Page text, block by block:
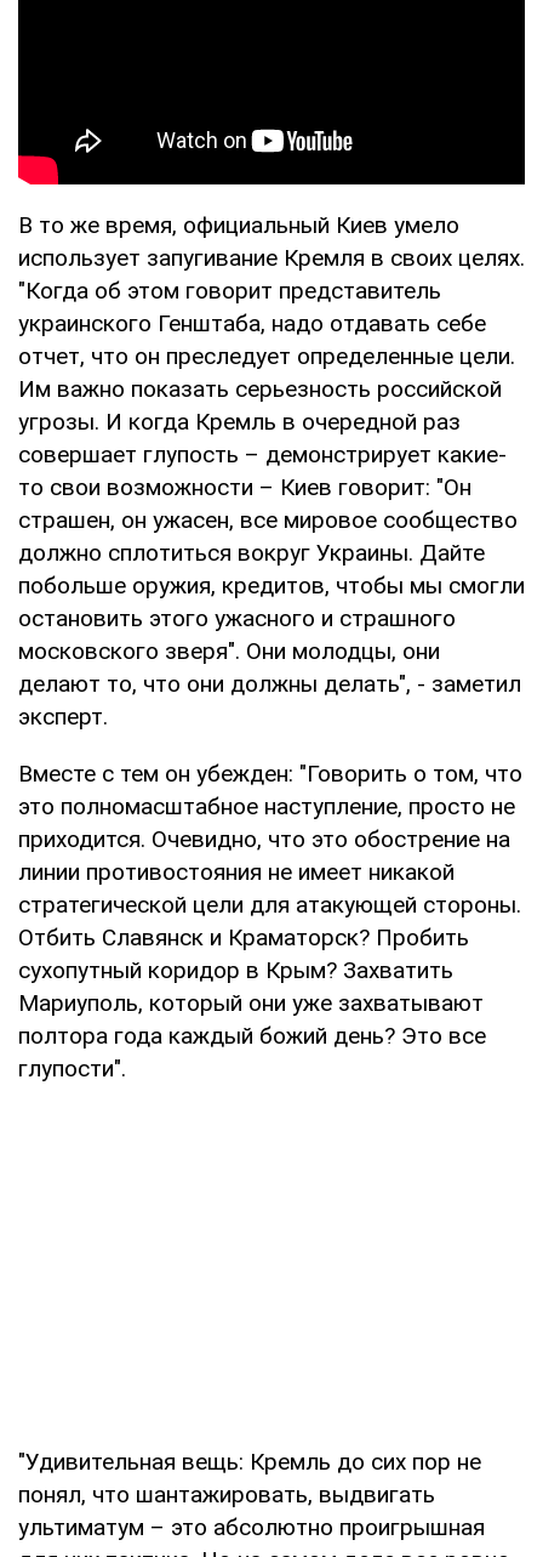
В то же время, официальный Киев умело
использует запугивание Кремля в своих целях.
"Когда об этом говорит представитель
украинского Генштаба, надо отдавать себе
отчет, что он преследует определенные цели.
Им важно показать серьезность российской
угрозы. И когда Кремль в очередной раз
совершает глупость – демонстрирует какие-
то свои возможности – Киев говорит: "Он
страшен, он ужасен, все мировое сообщество
должно сплотиться вокруг Украины. Дайте
побольше оружия, кредитов, чтобы мы смогли
остановить этого ужасного и страшного
московского зверя". Они молодцы, они
делают то, что они должны делать", - заметил
эксперт.
Вместе с тем он убежден: "Говорить о том, что
это полномасштабное наступление, просто не
приходится. Очевидно, что это обострение на
линии противостояния не имеет никакой
стратегической цели для атакующей стороны.
Отбить Славянск и Краматорск? Пробить
сухопутный коридор в Крым? Захватить
Мариуполь, который они уже захватывают
полтора года каждый божий день? Это все
глупости".
"Удивительная вещь: Кремль до сих пор не
понял, что шантажировать, выдвигать
ультиматум – это абсолютно проигрышная